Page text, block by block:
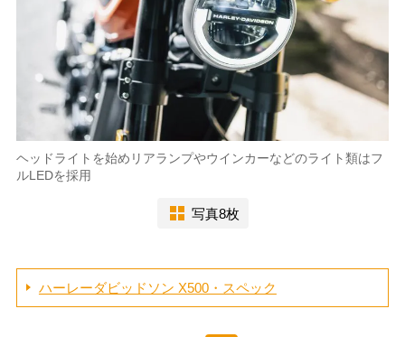
ヘッドライトを始めリアランプやウインカーなどのライト類はフ
ルLEDを採用
写真8枚
ハーレーダビッドソン X500・スペック